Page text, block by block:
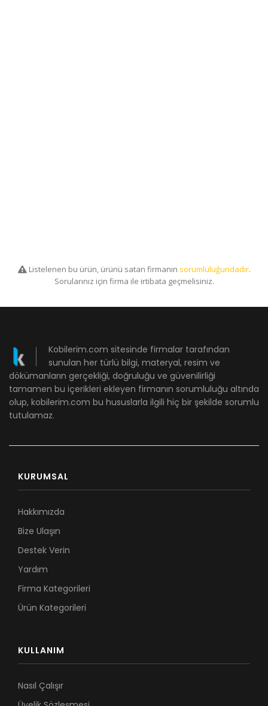
Listelenen bu ürün, ürünü satan firmanın sorumluluğundadır.
Sorularınız için firma ile irtibata geçmelisiniz.
Kobilerim.com sitesinde firmalar tarafından
sunulan her türlü bilgi, materyal, resim ve
dökümanların gerçekliği, doğruluğu ve güvenilirliği
tamamen bu içerikleri ekleyen firmanın sorumluluğu altında
olup, kobilerim.com bu hususlarla ilgili hiç bir şekilde sorumlu
tutulamaz.
KURUMSAL
Hakkımızda
Bize Ulaşın
Destek Verin
Yardım
Firma Kategorileri
Ürün Kategorileri
KULLANIM
Nasıl Çalışır